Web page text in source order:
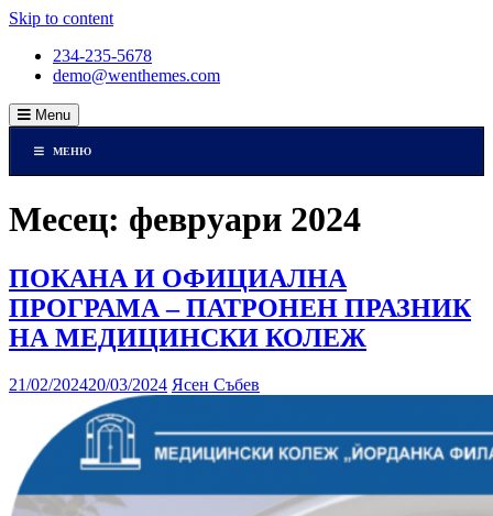
Skip to content
234-235-5678
demo@wenthemes.com
Menu
МЕНЮ
Месец: февруари 2024
ПОКАНА И ОФИЦИАЛНА
ПРОГРАМА – ПАТРОНЕН ПРАЗНИК
НА МЕДИЦИНСКИ КОЛЕЖ
21/02/202420/03/2024 Ясен Събев